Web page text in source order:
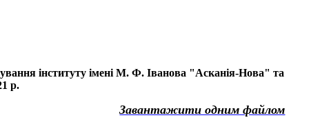
інституту імені М. Ф. Іванова "Асканія-Нова" та
р.
Завантажити одним файлом